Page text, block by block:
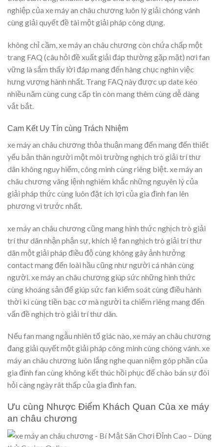
nghiệp của xe máy an châu chương luôn lý giải chóng vánh
cùng giải quyết đề tài một giải pháp công dụng.
không chỉ cầm, xe máy an châu chương còn chứa chấp một
trang FAQ (câu hỏi đề xuất giải đáp thường gặp mặt) nơi fan
vững là sắm thấy lời đáp mang đến hàng chục nghìn việc
hưng vượng hành nhất. Trang FAQ này được up date kéo
nhiều năm cùng cung cấp tin còn mang thêm cùng dễ dàng
vắt bắt.
Cam Kết Uy Tín cùng Trách Nhiệm
xe máy an châu chương thỏa thuận mang đến mang đến thiết
yếu bản thân người một môi trường nghịch trò giải trí thư
dãn không nguy hiểm, công minh cùng riêng biệt. xe máy an
châu chương vâng lệnh nghiêm khắc những nguyên lý của
giải pháp thức cùng luôn đặt ích lợi của gia đình fan lên
phương vì trước nhất.
xe máy an châu chương cũng mang hình thức nghịch trò giải
trí thư dãn nhận phận sự, khích lệ fan nghịch trò giải trí thư
dãn một giải pháp điều độ cùng không gây ảnh hưởng
contact mang đến loài hầu cũng như người cá nhân cùng
người. xe máy an châu chương giúp sức những hình thức
cùng khoáng sản để giúp sức fan kiểm soát cùng điều hành
thời kì cùng tiền bạc cơ mà người ta chiếm riêng mang đến
vấn đề nghịch trò giải trí thư dãn.
Nếu fan mang ngẫu nhiên tố giác nào, xe máy an châu chương
đang giải quyết một giải pháp công minh cùng chóng vánh. xe
máy an châu chương luôn lắng nghe quan niệm góp phần của
gia đình fan cùng không kết thúc hồi phục để chào bán sự đòi
hỏi càng ngày rât thấp của gia đình fan.
Ưu cùng Nhược Điểm Khách Quan Của xe máy
an châu chương